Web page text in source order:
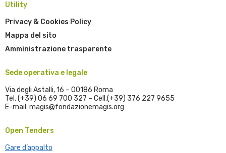
Utility
Privacy & Cookies Policy
Mappa del sito
Amministrazione trasparente
Sede operativa e legale
Via degli Astalli, 16 – 00186 Roma
Tel. (+39) 06 69 700 327 – Cell.(+39) 376 227 9655
E-mail: magis@fondazionemagis.org
Open Tenders
Gare d’appalto